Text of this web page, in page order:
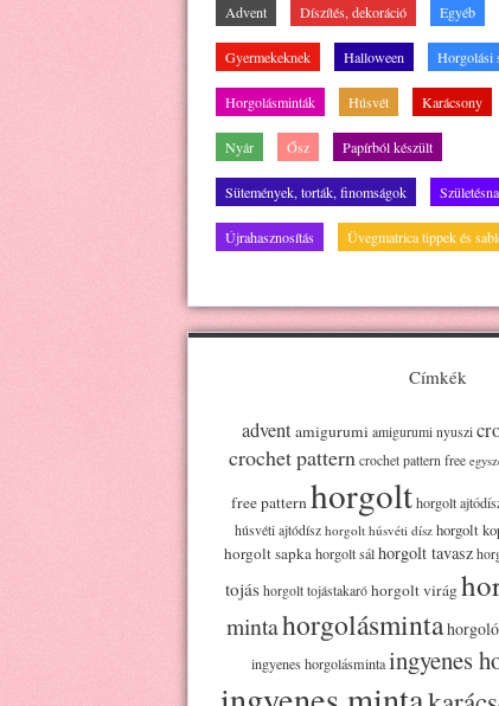
Advent Díszítés, dekoráció Egyéb
Gyermekeknek Halloween Horgolási
Horgolásminták Húsvét Karácsony
Nyár Ősz Papírból készült
Sütemények, torták, finomságok
Újrahasznosítás Üvegmatrica tippek és
Címkék
adventamigurumi amigurumi nyuszi
crochet pattern crochet pattern free
free patternhorgolt horgolt
húsvéti ajtódísz horgolt húsvéti dísz horgolt
horgolt sapkahorgolt sálhorgolt tavasz
tojás horgolt tojástakaró horgolt virág
mintahorgolásminta
ingyenes horgolásmintaingyenes